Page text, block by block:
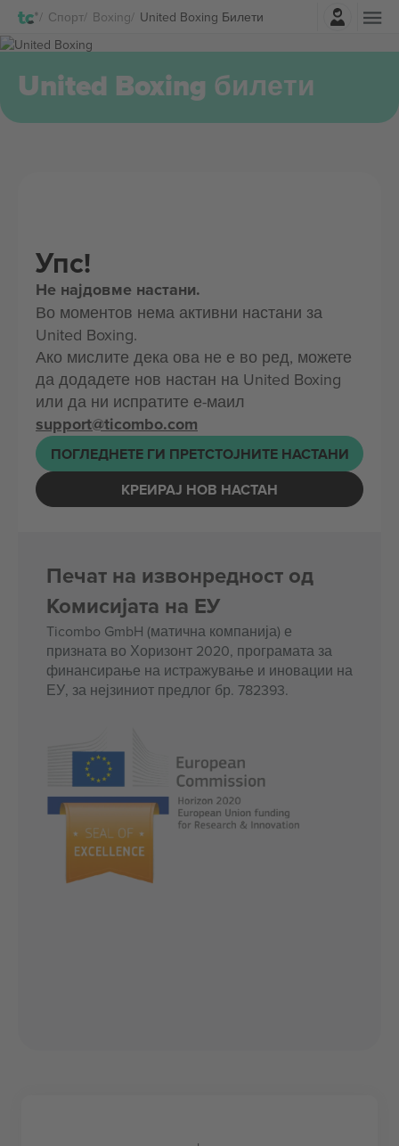
Спорт Boxing United Boxing Билети
Најави се
United Boxing билети
Упс!
Не најдовме настани.
Во моментов нема активни настани за
United Boxing.
Ако мислите дека ова не е во ред, можете
да додадете нов настан на United Boxing
или да ни испратите е-маил
support@ticombo.com
ПОГЛЕДНЕТЕ ГИ ПРЕТСТОЈНИТЕ НАСТАНИ
КРЕИРАЈ НОВ НАСТАН
Печат на извонредност од
Комисијата на ЕУ
Ticombo GmbH (матична компанија) е
призната во Хоризонт 2020, програмата за
финансирање на истражување и иновации на
ЕУ, за нејзиниот предлог бр. 782393.